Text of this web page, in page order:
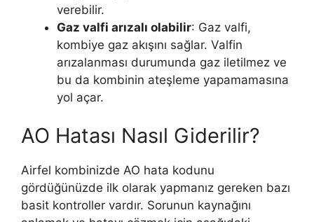
verebilir.
Gaz valfi arızalı olabilir: Gaz valfi,
kombiye gaz akışını sağlar. Valfin
arızalanması durumunda gaz iletilmez ve
bu da kombinin ateşleme yapamamasına
yol açar.
AO Hatası Nasıl Giderilir?
Airfel kombinizde AO hata kodunu
gördüğünüzde ilk olarak yapmanız gereken bazı
basit kontroller vardır. Sorunun kaynağını